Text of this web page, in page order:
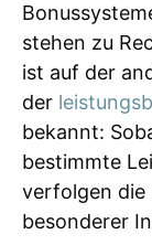
stehen zu
ist auf der
der
bekannt:
bestimmte
verfolgen die
besonderer